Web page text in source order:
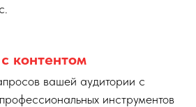
контентом
вашей аудитории с
инструментов